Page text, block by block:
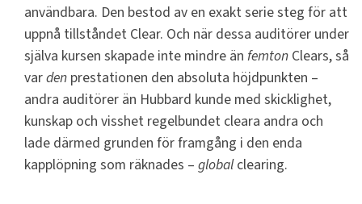
användbara. Den bestod av en exakt serie steg för att
uppnå tillståndet Clear. Och när dessa auditörer under
själva kursen skapade inte mindre än femton Clears, så
varden prestationen den absoluta höjdpunkten –
andra auditörer än Hubbard kunde med skicklighet,
kunskap och visshet regelbundet cleara andra och
lade därmed grunden för framgång i den enda
kapplöpning som räknades – globalclearing.